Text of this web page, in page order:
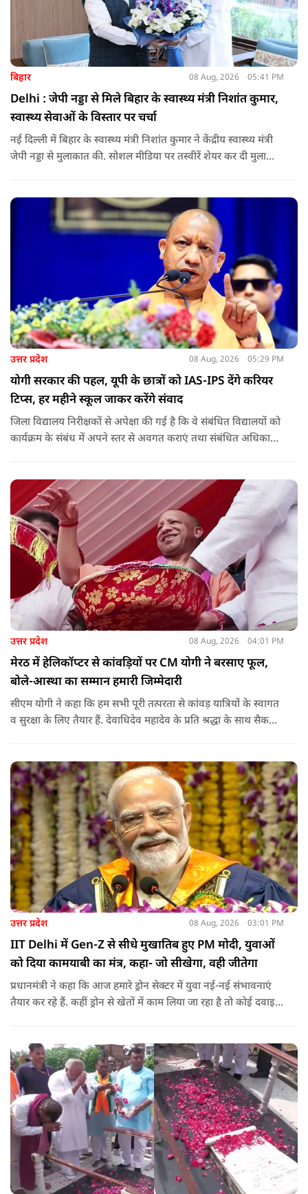
बिहार 08 Aug, 2026 05:41 PM
Delhi : जेपी नड्डा से मिले बिहार के स्वास्थ्य मंत्री निशांत कुमार,
स्वास्थ्य सेवाओं के विस्तार पर चर्चा
नई दिल्ली में बिहार के स्वास्थ्य मंत्री निशांत कुमार ने केंद्रीय स्वास्थ्य मंत्री
जेपी नड्डा से मुलाकात की. सोशल मीडिया पर तस्वीरें शेयर कर दी मुलाकात
उत्तर प्रदेश 08 Aug, 2026 05:29 PM
योगी सरकार की पहल, यूपी के छात्रों को IAS-IPS देंगे करियर
टिप्स, हर महीने स्कूल जाकर करेंगे संवाद
जिला विद्यालय निरीक्षकों से अपेक्षा की गई है कि वे संबंधित विद्यालयों को
कार्यक्रम के संबंध में अपने स्तर से अवगत कराएं तथा संबंधित अधिकारी
मुख्य सचिव, माध्यमिक शिक्षा, पार्थ सारथी सेन शर्मा ने बताया कि मुख्य
सचिव, उत्तर प्रदेश शासन, की ओर से सभी जिलाधिकारियों को जारी
निर्देश में कहा गया है कि प्रत्येक जिले में तैनात आईएएस, आईपीएस, और
आईएफएस के युवा अधिकारी हर माह कम से कम एक इंटरमीडिएट स्तर
के विद्यालय का भ्रमण कर विद्यार्थियों के साथ संवाद स्थापित करें.
उत्तर प्रदेश 08 Aug, 2026 04:01 PM
मेरठ में हेलिकॉप्टर से कांवड़ियों पर CM योगी ने बरसाए फूल,
बोले-आस्था का सम्मान हमारी जिम्मेदारी
सीएम योगी ने कहा कि हम सभी पूरी तत्परता से कांवड़ यात्रियों के स्वागत
व सुरक्षा के लिए तैयार हैं. देवाधिदेव महादेव के प्रति श्रद्धा के साथ सैकड़ों
पात, क्षेत्र व प्रांत की सीमाओं से ऊपर उठकर उनकी हर श्वांस शिव के नाम
है.
उत्तर प्रदेश 08 Aug, 2026 03:01 PM
IIT Delhi में Gen-Z से सीधे मुखातिब हुए PM मोदी, युवाओं
को दिया कामयाबी का मंत्र, कहा- जो सीखेगा, वही जीतेगा
प्रधानमंत्री ने कहा कि आज हमारे ड्रोन सेक्टर में युवा नई-नई संभावनाएं
तैयार कर रहे हैं. कहीं ड्रोन से खेतों में काम लिया जा रहा है तो कोई दवाइयां